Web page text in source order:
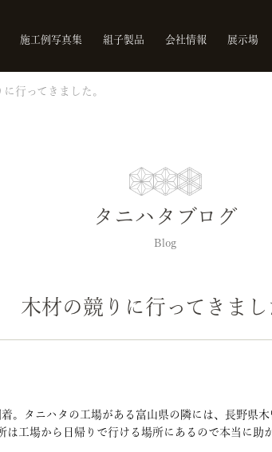
施工例写真集 組子製品 会社情報 展示場
行ってきました。
タニハタブログ
Blog
木材の競りに行ってきまし
。タニハタの工場がある富山県の隣には、長野県
工場から日帰りで行ける場所にあるので本当に助か